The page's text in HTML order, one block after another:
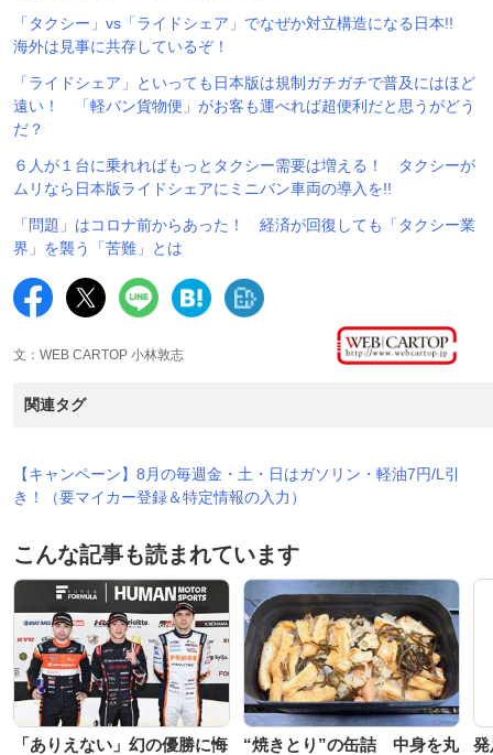
「タクシー」vs「ライドシェア」でなぜか対立構造になる日本!!
海外は見事に共存しているぞ！
「ライドシェア」といっても日本版は規制ガチガチで普及にはほど
遠い！ 「軽バン貨物便」がお客も運べれば超便利だと思うがどう
だ？
６人が１台に乗れればもっとタクシー需要は増える！ タクシーが
ムリなら日本版ライドシェアにミニバン車両の導入を!!
「問題」はコロナ前からあった！ 経済が回復しても「タクシー業
界」を襲う「苦難」とは
文：WEB CARTOP 小林敦志
関連タグ
【キャンペーン】8月の毎週金・土・日はガソリン・軽油7円/L引
き！（要マイカー登録＆特定情報の入力）
こんな記事も読まれています
「ありえない」幻の優勝に悔
“焼きとり”の缶詰 中身を丸
発